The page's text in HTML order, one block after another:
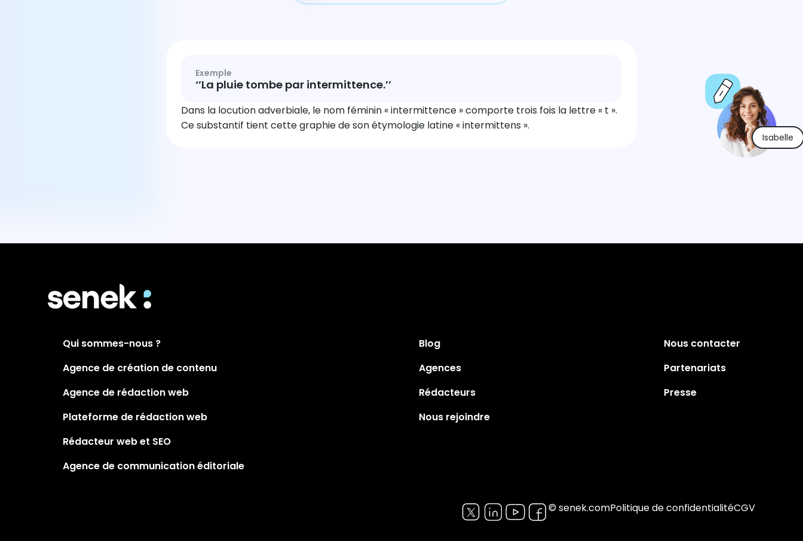
Exemple
‘’La pluie tombe par intermittence.’’
Dans la locution adverbiale, le nom féminin « intermittence » comporte trois fois la lettre « t ».
Ce substantif tient cette graphie de son étymologie latine « intermittens ».
Isabelle
Qui sommes-nous ?
Agence de création de contenu
Agence de rédaction web
Plateforme de rédaction web
Rédacteur web et SEO
Agence de communication éditoriale
Blog
Agences
Rédacteurs
Nous rejoindre
Nous contacter
Partenariats
Presse
© senek.comPolitique de confidentialitéCGV